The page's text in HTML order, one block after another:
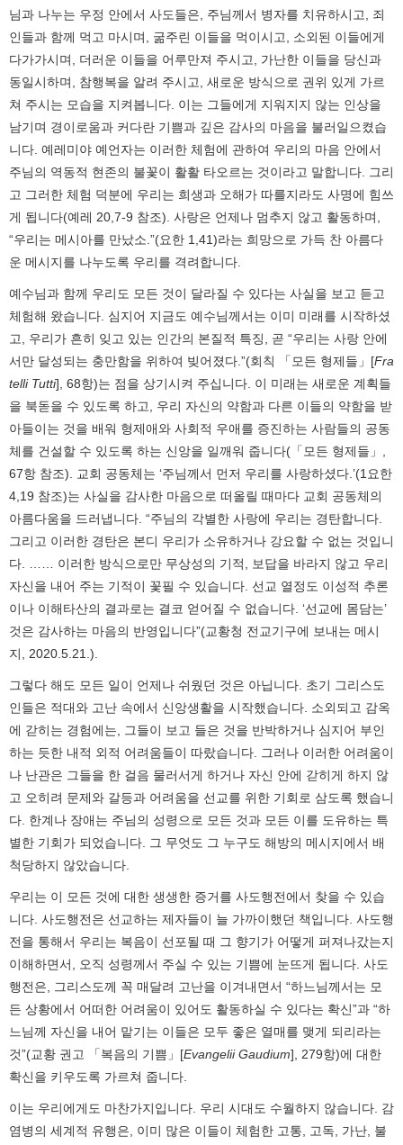
님과 나누는 우정 안에서 사도들은, 주님께서 병자를 치유하시고, 죄
인들과 함께 먹고 마시며, 굶주린 이들을 먹이시고, 소외된 이들에게
다가가시며, 더러운 이들을 어루만져 주시고, 가난한 이들을 당신과
동일시하며, 참행복을 알려 주시고, 새로운 방식으로 권위 있게 가르
쳐 주시는 모습을 지켜봅니다. 이는 그들에게 지워지지 않는 인상을
남기며 경이로움과 커다란 기쁨과 깊은 감사의 마음을 불러일으켰습
니다. 예레미야 예언자는 이러한 체험에 관하여 우리의 마음 안에서
주님의 역동적 현존의 불꽃이 활활 타오르는 것이라고 말합니다. 그리
고 그러한 체험 덕분에 우리는 희생과 오해가 따를지라도 사명에 힘쓰
게 됩니다(예레 20,7-9 참조). 사랑은 언제나 멈추지 않고 활동하며,
“우리는 메시아를 만났소.”(요한 1,41)라는 희망으로 가득 찬 아름다
운 메시지를 나누도록 우리를 격려합니다.
예수님과 함께 우리도 모든 것이 달라질 수 있다는 사실을 보고 듣고
체험해 왔습니다. 심지어 지금도 예수님께서는 이미 미래를 시작하셨
고, 우리가 흔히 잊고 있는 인간의 본질적 특징, 곧 “우리는 사랑 안에
서만 달성되는 충만함을 위하여 빚어졌다.”(회칙 「모든 형제들」[Fra
telli Tutti], 68항)는 점을 상기시켜 주십니다. 이 미래는 새로운 계획들
을 북돋을 수 있도록 하고, 우리 자신의 약함과 다른 이들의 약함을 받
아들이는 것을 배워 형제애와 사회적 우애를 증진하는 사람들의 공동
체를 건설할 수 있도록 하는 신앙을 일깨워 줍니다(「모든 형제들」,
67항 참조). 교회 공동체는 ‘주님께서 먼저 우리를 사랑하셨다.’(1요한
4,19 참조)는 사실을 감사한 마음으로 떠올릴 때마다 교회 공동체의
아름다움을 드러냅니다. “주님의 각별한 사랑에 우리는 경탄합니다.
그리고 이러한 경탄은 본디 우리가 소유하거나 강요할 수 없는 것입니
다. …… 이러한 방식으로만 무상성의 기적, 보답을 바라지 않고 우리
자신을 내어 주는 기적이 꽃필 수 있습니다. 선교 열정도 이성적 추론
이나 이해타산의 결과로는 결코 얻어질 수 없습니다. ‘선교에 몸담는’
것은 감사하는 마음의 반영입니다”(교황청 전교기구에 보내는 메시
지, 2020.5.21.).
그렇다 해도 모든 일이 언제나 쉬웠던 것은 아닙니다. 초기 그리스도
인들은 적대와 고난 속에서 신앙생활을 시작했습니다. 소외되고 감옥
에 갇히는 경험에는, 그들이 보고 들은 것을 반박하거나 심지어 부인
하는 듯한 내적 외적 어려움들이 따랐습니다. 그러나 이러한 어려움이
나 난관은 그들을 한 걸음 물러서게 하거나 자신 안에 갇히게 하지 않
고 오히려 문제와 갈등과 어려움을 선교를 위한 기회로 삼도록 했습니
다. 한계나 장애는 주님의 성령으로 모든 것과 모든 이를 도유하는 특
별한 기회가 되었습니다. 그 무엇도 그 누구도 해방의 메시지에서 배
척당하지 않았습니다.
우리는 이 모든 것에 대한 생생한 증거를 사도행전에서 찾을 수 있습
니다. 사도행전은 선교하는 제자들이 늘 가까이했던 책입니다. 사도행
전을 통해서 우리는 복음이 선포될 때 그 향기가 어떻게 퍼져나갔는지
이해하면서, 오직 성령께서 주실 수 있는 기쁨에 눈뜨게 됩니다. 사도
행전은, 그리스도께 꼭 매달려 고난을 이겨내면서 “하느님께서는 모
든 상황에서 어떠한 어려움이 있어도 활동하실 수 있다는 확신”과 “하
느님께 자신을 내어 맡기는 이들은 모두 좋은 열매를 맺게 되리라는
것”(교황 권고 「복음의 기쁨」[Evangelii Gaudium], 279항)에 대한
확신을 키우도록 가르쳐 줍니다.
이는 우리에게도 마찬가지입니다. 우리 시대도 수월하지 않습니다. 감
염병의 세계적 유행은, 이미 많은 이들이 체험한 고통, 고독, 가난, 불